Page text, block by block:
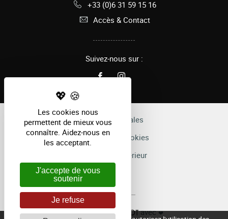
+33 (0)6 31 59 15 16
Accès & Contact
Suivez-nous sur :
Mentions légales
Gestion des cookies
Règlement intérieur
Réalisé par avec❤
Les cookies nous
permettent de mieux vous
connaître. Aidez-nous en
les acceptant.
J'accepte de vous
soutenir
Je refuse